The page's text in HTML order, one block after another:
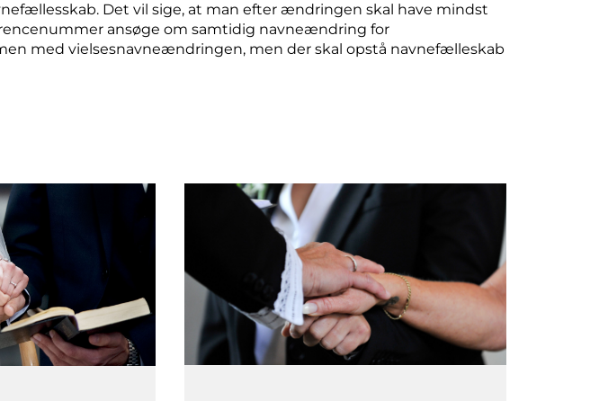
Det vil sige, at man efter ændringen skal have mindst
ansøge om samtidig navneændring for
med vielsesnavneændringen, men der skal opstå navnefælleskab